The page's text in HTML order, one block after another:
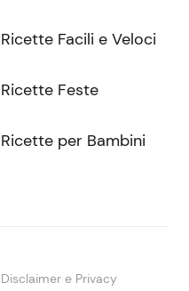
Ricette Facili e Veloci
Ricette Feste
Ricette per Bambini
Disclaimer e Privacy